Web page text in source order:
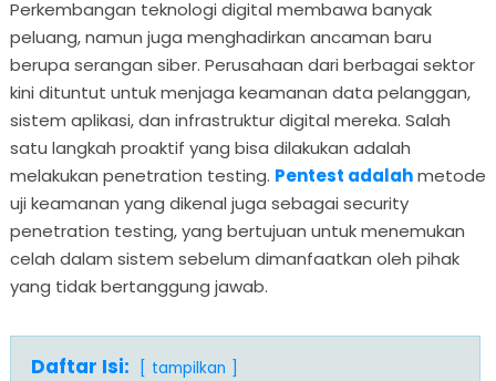
Perkembangan teknologi digital membawa banyak
peluang, namun juga menghadirkan ancaman baru
berupa serangan siber. Perusahaan dari berbagai sektor
kini dituntut untuk menjaga keamanan data pelanggan,
sistem aplikasi, dan infrastruktur digital mereka. Salah
satu langkah proaktif yang bisa dilakukan adalah
melakukan penetration testing. Pentest adalahmetode
uji keamanan yang dikenal juga sebagai security
penetration testing, yang bertujuan untuk menemukan
celah dalam sistem sebelum dimanfaatkan oleh pihak
yang tidak bertanggung jawab.
Daftar Isi: tampilkan